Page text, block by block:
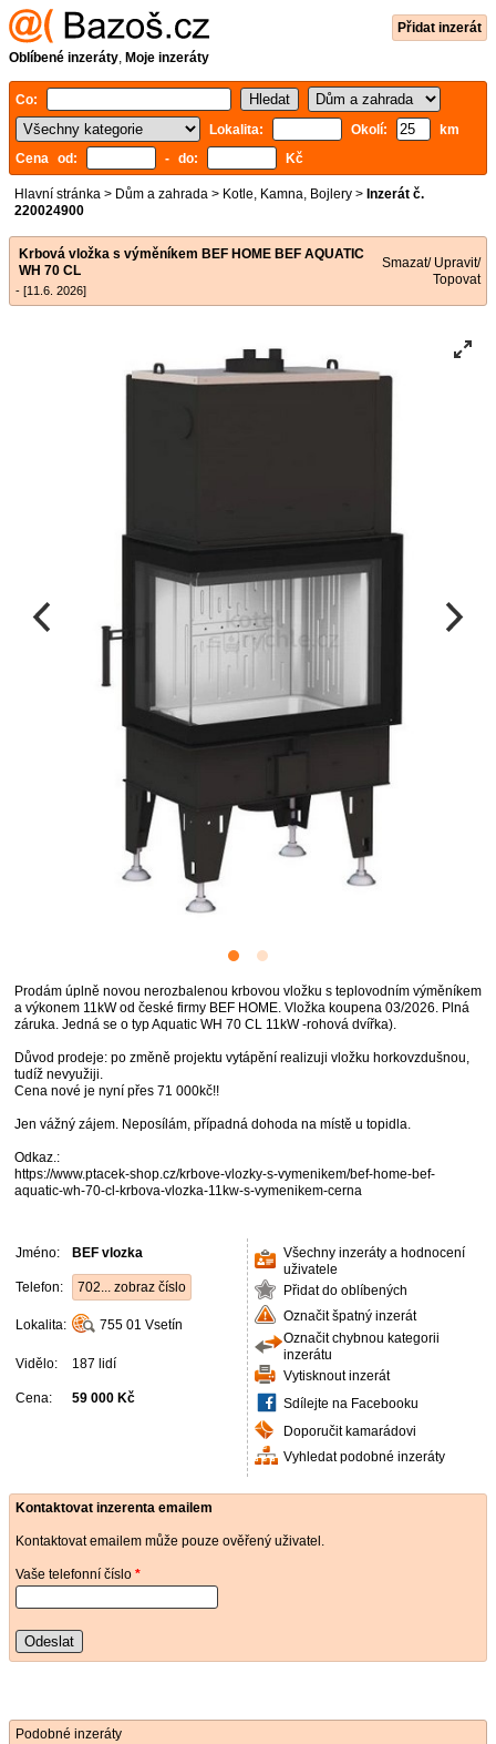
Přidat inzerát
Oblíbené inzeráty, Moje inzeráty
Co:
Lokalita:
Okolí:
km
Cena od:
- do: Kč
Hlavní stránka > Dům a zahrada > Kotle, Kamna, Bojlery > Inzerát č.
220024900
Krbová vložka s výměníkem BEF HOME BEF AQUATIC
WH 70 CL
- [11.6. 2026]
Smazat/ Upravit/
Topovat
Prodám úplně novou nerozbalenou krbovou vložku s teplovodním výměníkem
a výkonem 11kW od české firmy BEF HOME. Vložka koupena 03/2026. Plná
záruka. Jedná se o typ Aquatic WH 70 CL 11kW -rohová dvířka).
Důvod prodeje: po změně projektu vytápění realizuji vložku horkovzdušnou,
tudíž nevyužiji.
Cena nové je nyní přes 71 000kč!!
Jen vážný zájem. Neposílám, případná dohoda na místě u topidla.
Odkaz.:
https://www.ptacek-shop.cz/krbove-vlozky-s-vymenikem/bef-home-bef-
aquatic-wh-70-cl-krbova-vlozka-11kw-s-vymenikem-cerna
Jméno: BEF vlozka
Telefon: 702... zobraz číslo
Lokalita: 755 01 Vsetín
Vidělo: 187 lidí
Cena: 59 000 Kč
Všechny inzeráty a hodnocení
uživatele
Přidat do oblíbených
Označit špatný inzerát
Označit chybnou kategorii
inzerátu
Vytisknout inzerát
Sdílejte na Facebooku
Doporučit kamarádovi
Vyhledat podobné inzeráty
Kontaktovat inzerenta emailem
Kontaktovat emailem může pouze ověřený uživatel.
Vaše telefonní číslo *
Odeslat
Podobné inzeráty